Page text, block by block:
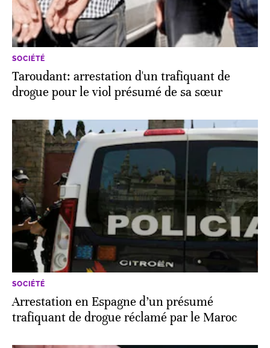
SOCIÉTÉ
Taroudant: arrestation d'un trafiquant de
drogue pour le viol présumé de sa sœur
SOCIÉTÉ
Arrestation en Espagne d’un présumé
trafiquant de drogue réclamé par le Maroc